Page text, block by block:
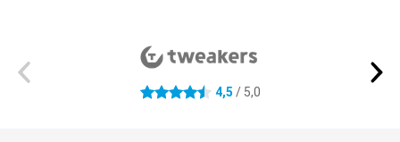
4.5 sterren 4,5 / 5,0